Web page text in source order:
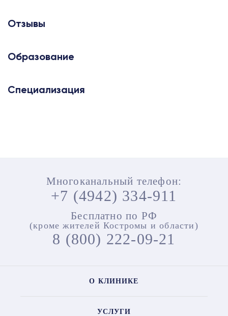
Отзывы
Образование
Специализация
Многоканальный телефон:
+7 (4942) 334-911
Бесплатно по РФ
(кроме жителей Костромы и области)
8 (800) 222-09-21
О КЛИНИКЕ
УСЛУГИ